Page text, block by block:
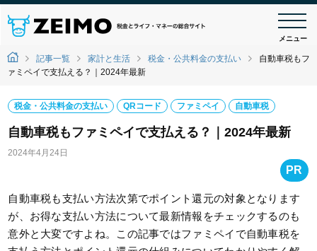
メニュー
記事一覧 家計と生活 税金・公共料金の支払い
自動車税もフ
ァミペイで支払える？｜2024年最新
税金・公共料金の支払い QRコード ファミペイ 自動車税
自動車税もファミペイで支払える？｜2024年最新
2024年4月24日
PR
自動車税も支払い方法次第でポイント還元の対象となります
が、お得な支払い方法について最新情報をチェックするのも
意外と大変ですよね。この記事ではファミペイで自動車税を